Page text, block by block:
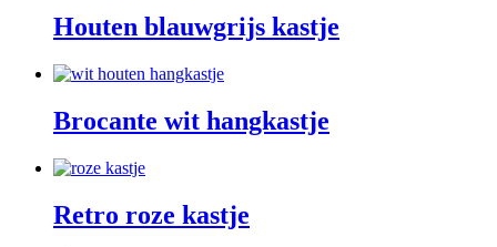
Houten blauwgrijs kastje
Brocante wit hangkastje
Retro roze kastje